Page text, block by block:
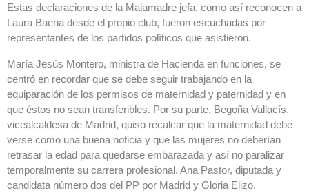
Estas declaraciones de la Malamadre jefa, como así reconocen a
Laura Baena desde el propio club, fueron escuchadas por
representantes de los partidos políticos que asistieron.
María Jesús Montero, ministra de Hacienda en funciones, se
centró en recordar que se debe seguir trabajando en la
equiparación de los permisos de maternidad y paternidad y en
que éstos no sean transferibles. Por su parte, Begoña Vallacís,
vicealcaldesa de Madrid, quiso recalcar que la maternidad debe
verse como una buena noticia y que las mujeres no deberían
retrasar la edad para quedarse embarazada y así no paralizar
temporalmente su carrera profesional. Ana Pastor, diputada y
candidata número dos del PP por Madrid y Gloria Elizo,